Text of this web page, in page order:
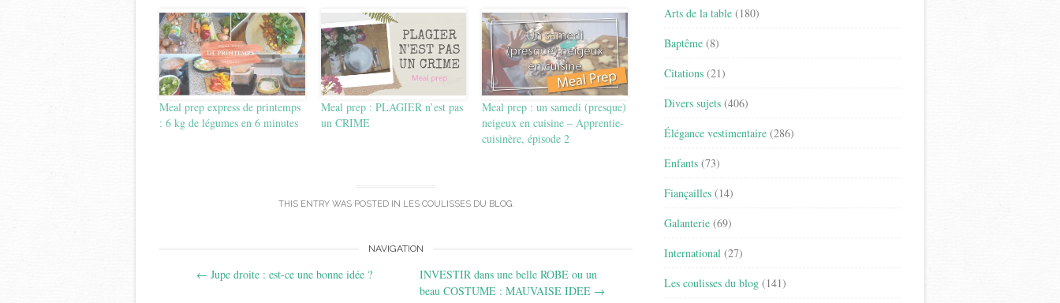
Meal prep express de printemps
: 6 kg de légumes en 6 minutes
Meal prep : PLAGIER n’est pas
un CRIME
Meal prep : un samedi (presque)
neigeux en cuisine – Apprentie-
cuisinère, épisode 2
THIS ENTRY WAS POSTED IN LES COULISSES DU BLOG.
navigation
NAVIGATION
← Jupe droite : est-ce une bonne idée ?
INVESTIR dans une belle ROBE ou un
beau COSTUME : MAUVAISE IDEE →
Arts de la table (180)
Baptême (8)
Citations (21)
Divers sujets (406)
Élégance vestimentaire (286)
Enfants (73)
Fiançailles (14)
Galanterie (69)
International (27)
Les coulisses du blog (141)